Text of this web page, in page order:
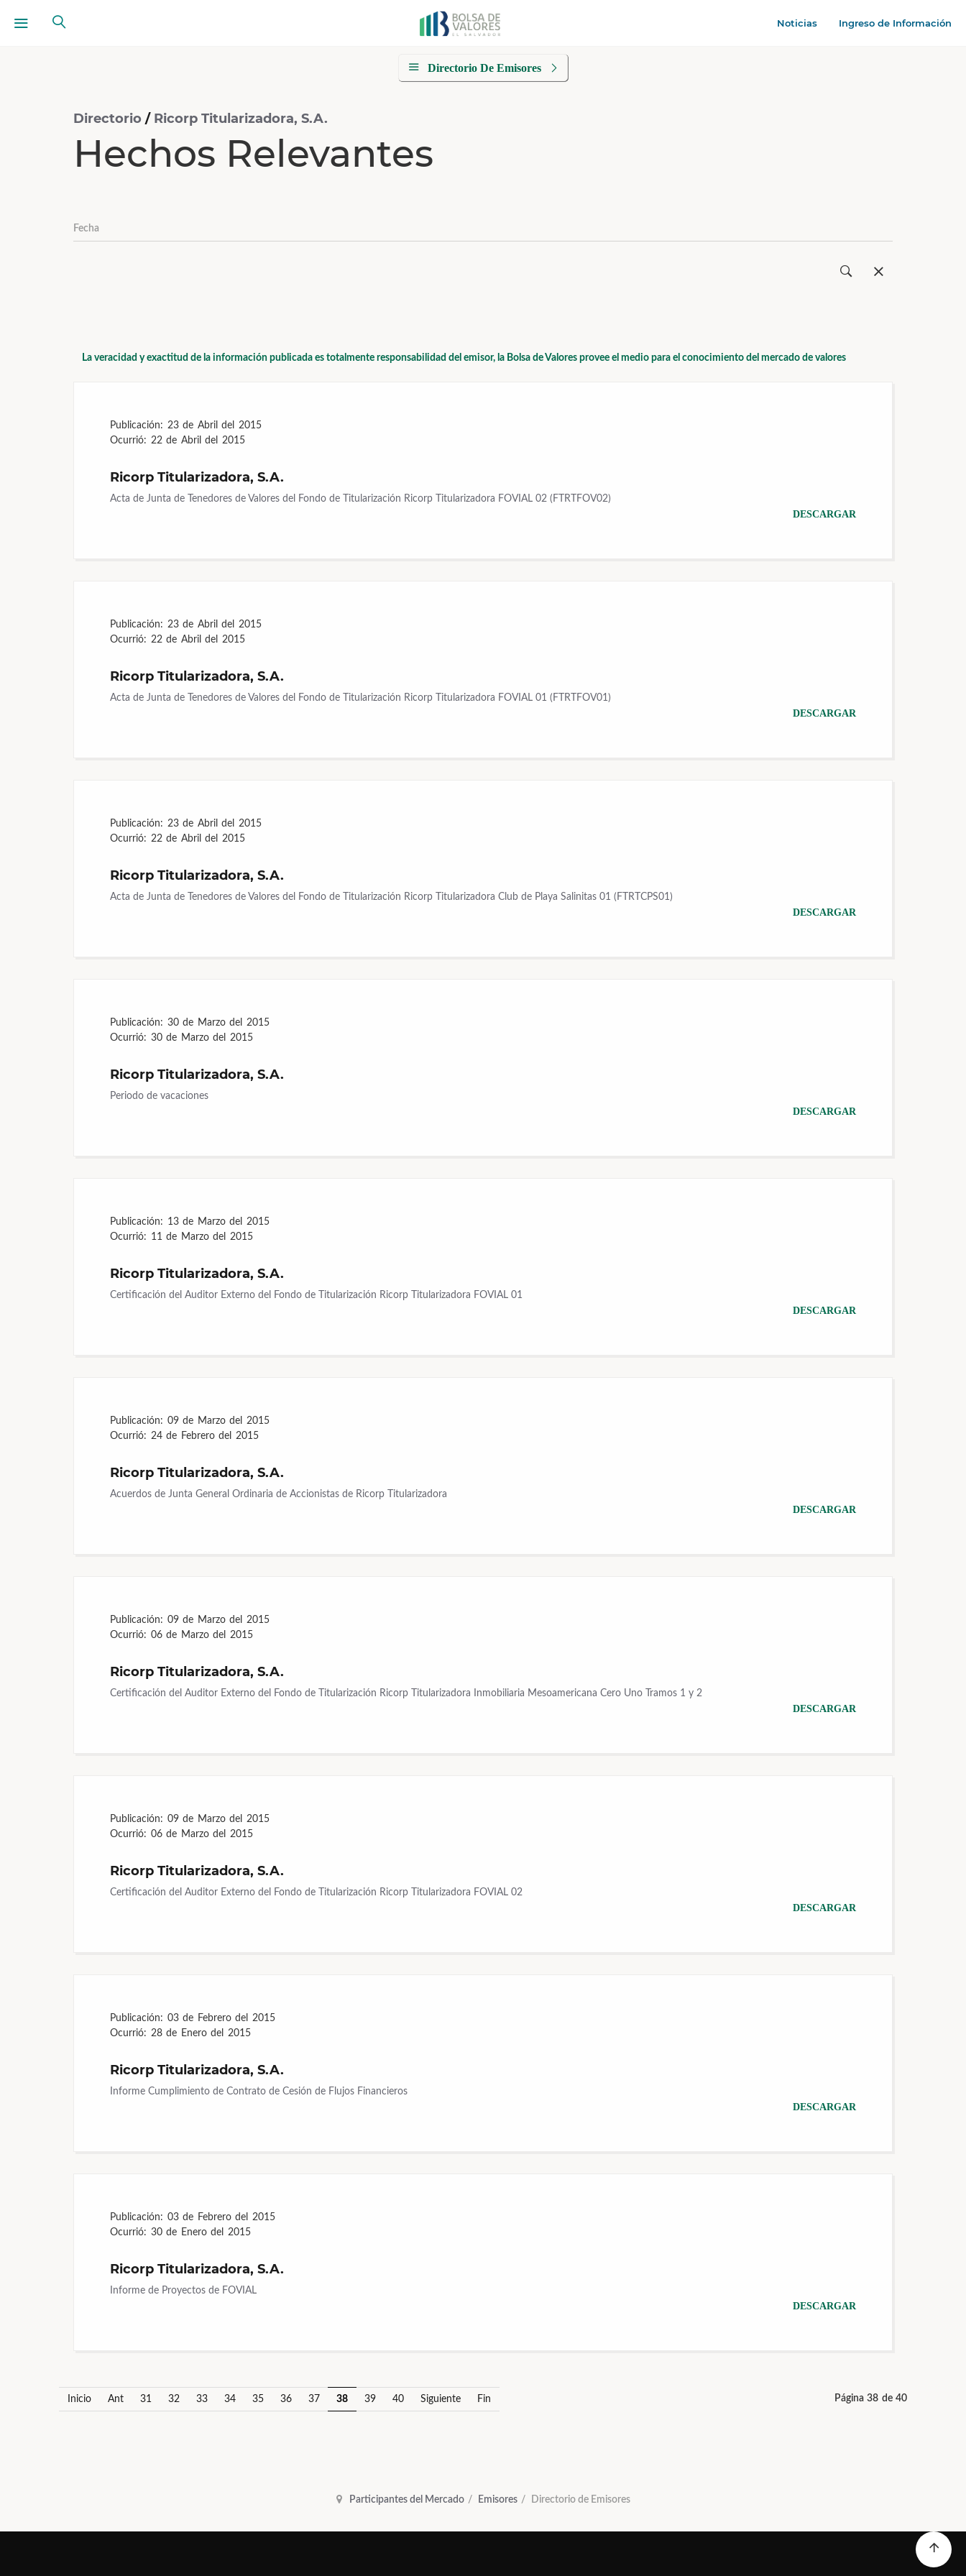
Noticias Ingreso de Información
Directorio De Emisores
Directorio / Ricorp Titularizadora, S.A.
Hechos Relevantes
La veracidad y exactitud de la información publicada es totalmente responsabilidad del emisor, la Bolsa de Valores provee el medio para el conocimiento del mercado de valores
Publicación: 23 de Abril del 2015
Ocurrió: 22 de Abril del 2015
Ricorp Titularizadora, S.A.
Acta de Junta de Tenedores de Valores del Fondo de Titularización Ricorp Titularizadora FOVIAL 02 (FTRTFOV02)
DESCARGAR
Publicación: 23 de Abril del 2015
Ocurrió: 22 de Abril del 2015
Ricorp Titularizadora, S.A.
Acta de Junta de Tenedores de Valores del Fondo de Titularización Ricorp Titularizadora FOVIAL 01 (FTRTFOV01)
DESCARGAR
Publicación: 23 de Abril del 2015
Ocurrió: 22 de Abril del 2015
Ricorp Titularizadora, S.A.
Acta de Junta de Tenedores de Valores del Fondo de Titularización Ricorp Titularizadora Club de Playa Salinitas 01 (FTRTCPS01)
DESCARGAR
Publicación: 30 de Marzo del 2015
Ocurrió: 30 de Marzo del 2015
Ricorp Titularizadora, S.A.
Periodo de vacaciones
DESCARGAR
Publicación: 13 de Marzo del 2015
Ocurrió: 11 de Marzo del 2015
Ricorp Titularizadora, S.A.
Certificación del Auditor Externo del Fondo de Titularización Ricorp Titularizadora FOVIAL 01
DESCARGAR
Publicación: 09 de Marzo del 2015
Ocurrió: 24 de Febrero del 2015
Ricorp Titularizadora, S.A.
Acuerdos de Junta General Ordinaria de Accionistas de Ricorp Titularizadora
DESCARGAR
Publicación: 09 de Marzo del 2015
Ocurrió: 06 de Marzo del 2015
Ricorp Titularizadora, S.A.
Certificación del Auditor Externo del Fondo de Titularización Ricorp Titularizadora Inmobiliaria Mesoamericana Cero Uno Tramos 1 y 2
DESCARGAR
Publicación: 09 de Marzo del 2015
Ocurrió: 06 de Marzo del 2015
Ricorp Titularizadora, S.A.
Certificación del Auditor Externo del Fondo de Titularización Ricorp Titularizadora FOVIAL 02
DESCARGAR
Publicación: 03 de Febrero del 2015
Ocurrió: 28 de Enero del 2015
Ricorp Titularizadora, S.A.
Informe Cumplimiento de Contrato de Cesión de Flujos Financieros
DESCARGAR
Publicación: 03 de Febrero del 2015
Ocurrió: 30 de Enero del 2015
Ricorp Titularizadora, S.A.
Informe de Proyectos de FOVIAL
DESCARGAR
Página 38 de 40
Inicio Ant 31 32 33 34 35 36 37 38 39 40 Siguiente Fin
Participantes del Mercado Emisores Directorio de Emisores